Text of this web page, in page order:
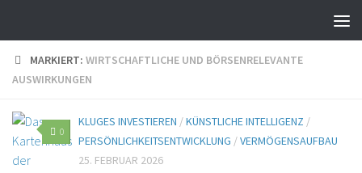
MARKIERT: WIRTSCHAFTLICHE UND BÖRSENRELEVANTE
AUSWIRKUNGEN
0
KLUGES INVESTIEREN /KÜNSTLICHE INTELLIGENZ /
PERSÖNLICHKEITSENTWICKLUNG /VERMÖGENSAUFBAU
25. FEBRUAR 2026